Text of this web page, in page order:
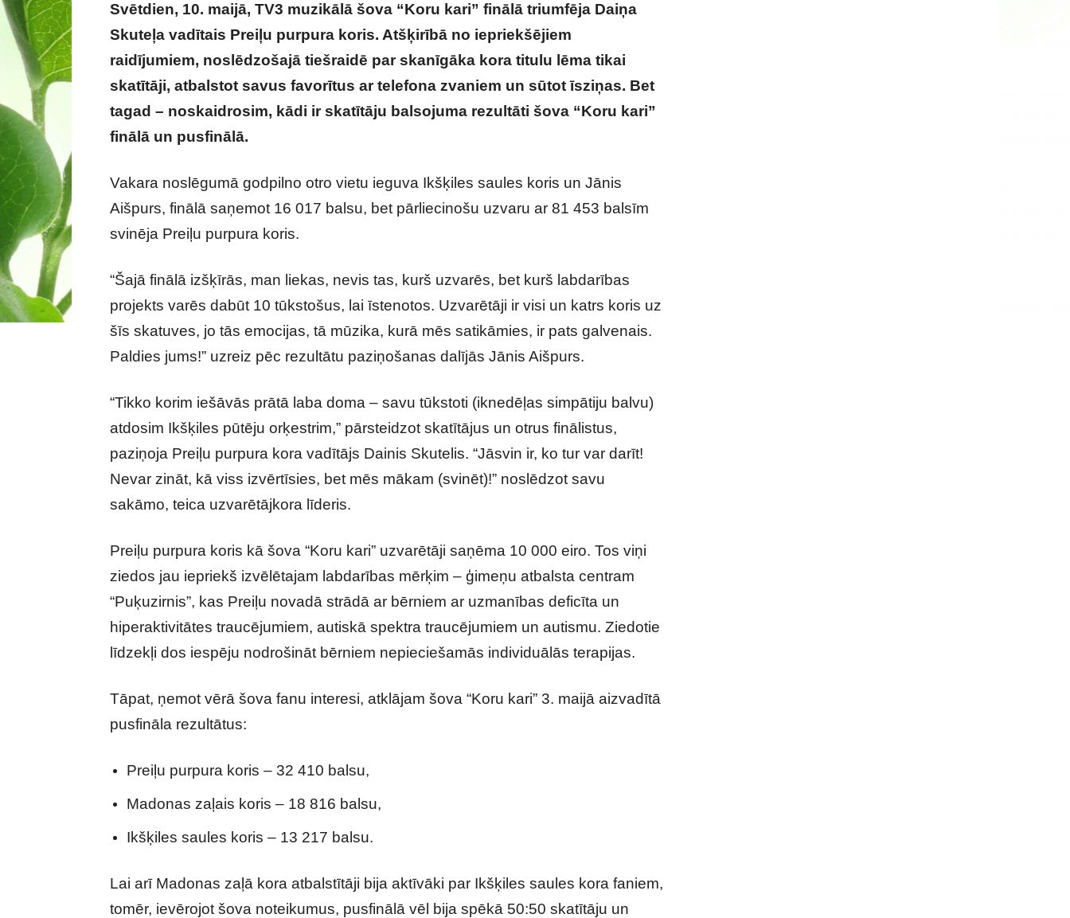
Svētdien, 10. maijā, TV3 muzikālā šova “Koru kari” finālā triumfēja Daiņa
Skuteļa vadītais Preiļu purpura koris. Atšķirībā no iepriekšējiem
raidījumiem, noslēdzošajā tiešraidē par skanīgāka kora titulu lēma tikai
skatītāji, atbalstot savus favorītus ar telefona zvaniem un sūtot īsziņas. Bet
tagad – noskaidrosim, kādi ir skatītāju balsojuma rezultāti šova “Koru kari”
finālā un pusfinālā.
Vakara noslēgumā godpilno otro vietu ieguva Ikšķiles saules koris un Jānis
Aišpurs, finālā saņemot 16 017 balsu, bet pārliecinošu uzvaru ar 81 453 balsīm
svinēja Preiļu purpura koris.
“Šajā finālā izšķīrās, man liekas, nevis tas, kurš uzvarēs, bet kurš labdarības
projekts varēs dabūt 10 tūkstošus, lai īstenotos. Uzvarētāji ir visi un katrs koris uz
šīs skatuves, jo tās emocijas, tā mūzika, kurā mēs satikāmies, ir pats galvenais.
Paldies jums!” uzreiz pēc rezultātu paziņošanas dalījās Jānis Aišpurs.
“Tikko korim iešāvās prātā laba doma – savu tūkstoti (iknedēļas simpātiju balvu)
atdosim Ikšķiles pūtēju orķestrim,” pārsteidzot skatītājus un otrus finālistus,
paziņoja Preiļu purpura kora vadītājs Dainis Skutelis. “Jāsvin ir, ko tur var darīt!
Nevar zināt, kā viss izvērtīsies, bet mēs mākam (svinēt)!” noslēdzot savu
sakāmo, teica uzvarētājkora līderis.
Preiļu purpura koris kā šova “Koru kari” uzvarētāji saņēma 10 000 eiro. Tos viņi
ziedos jau iepriekš izvēlētajam labdarības mērķim – ģimeņu atbalsta centram
“Puķuzirnis”, kas Preiļu novadā strādā ar bērniem ar uzmanības deficīta un
hiperaktivitātes traucējumiem, autiskā spektra traucējumiem un autismu. Ziedotie
līdzekļi dos iespēju nodrošināt bērniem nepieciešamās individuālās terapijas.
Tāpat, ņemot vērā šova fanu interesi, atklājam šova “Koru kari” 3. maijā aizvadītā
pusfināla rezultātus:
Preiļu purpura koris – 32 410 balsu,
Madonas zaļais koris – 18 816 balsu,
Ikšķiles saules koris – 13 217 balsu.
Lai arī Madonas zaļā kora atbalstītāji bija aktīvāki par Ikšķiles saules kora faniem,
tomēr, ievērojot šova noteikumus, pusfinālā vēl bija spēkā 50:50 skatītāju un